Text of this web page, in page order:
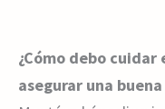
¿Cómo debo
asegurar una